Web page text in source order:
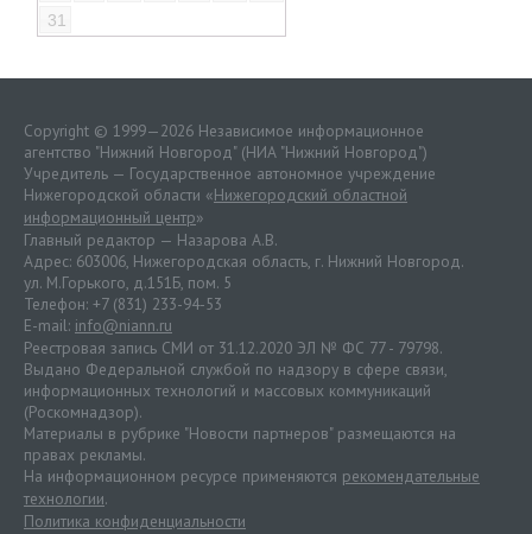
31
Copyright © 1999—2026 Независимое информационное
агентство "Нижний Новгород" (НИА "Нижний Новгород")
Учредитель — Государственное автономное учреждение
Нижегородской области «Нижегородский областной
информационный центр»
Главный редактор — Назарова А.В.
Адрес: 603006, Нижегородская область, г. Нижний Новгород.
ул. М.Горького, д.151Б, пом. 5
Телефон: +7 (831) 233-94-53
E-mail: info@niann.ru
Реестровая запись СМИ от 31.12.2020 ЭЛ № ФС 77 - 79798.
Выдано Федеральной службой по надзору в сфере связи,
информационных технологий и массовых коммуникаций
(Роскомнадзор).
Материалы в рубрике "Новости партнеров" размещаются на
правах рекламы.
На информационном ресурсе применяются рекомендательные
технологии.
Политика конфиденциальности